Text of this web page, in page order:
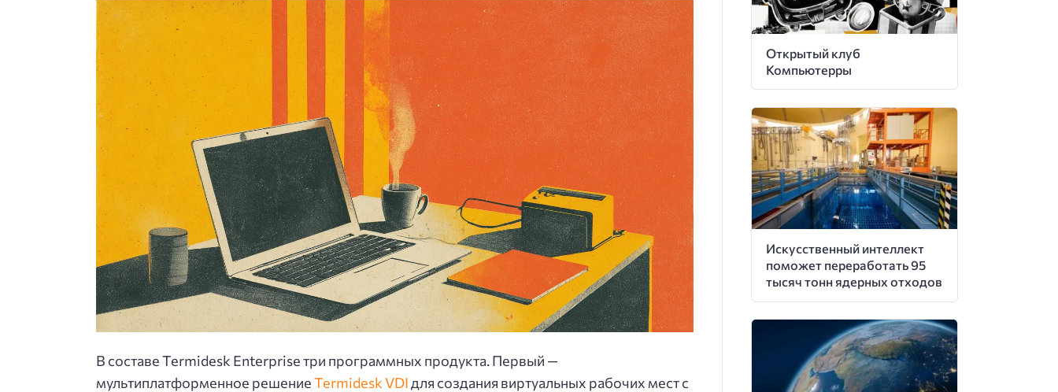
В составе Termidesk Enterprise три программных продукта. Первый —
мультиплатформенное решениеTermidesk VDIдля создания виртуальных рабочих мест с
Открытый клуб
Компьютерры
Искусственный интеллект
поможет переработать 95
тысяч тонн ядерных отходов